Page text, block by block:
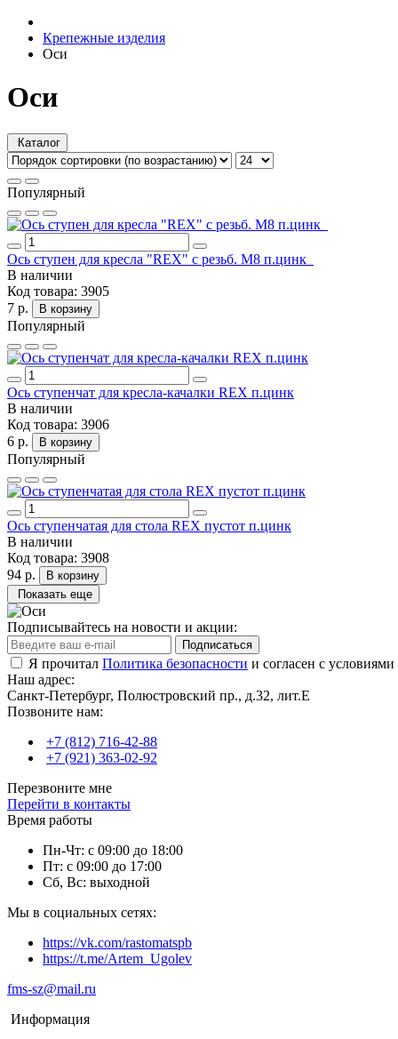
Крепежные изделия
Оси
Оси
Каталог
Популярный
Ось ступен для кресла "REX" с резьб. М8 п.цинк
В наличии
Код товара: 3905
7 р.
В корзину
Популярный
Ось ступенчат для кресла-качалки REХ п.цинк
В наличии
Код товара: 3906
6 р.
В корзину
Популярный
Ось ступенчатая для стола REX пустот п.цинк
В наличии
Код товара: 3908
94 р.
В корзину
Показать еще
Подписывайтесь на новости и акции:
Подписаться
Я прочитал Политика безопасности и согласен с условиями
Наш адрес:
Санкт-Петербург, Полюстровский пр., д.32, лит.Е
Позвоните нам:
+7 (812) 716-42-88
+7 (921) 363-02-92
Перезвоните мне
Перейти в контакты
Время работы
Пн-Чт: с 09:00 до 18:00
Пт: с 09:00 до 17:00
Сб, Вс: выходной
Мы в социальных сетях:
https://vk.com/rastomatspb
https://t.me/Artem_Ugolev
fms-sz@mail.ru
Информация